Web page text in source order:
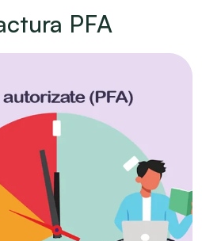
PFA